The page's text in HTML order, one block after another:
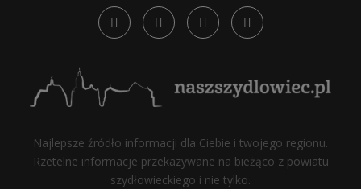
Najlepsze źródło informacji dla Ciebie i twojego regionu.
Rzetelne informacje przekazywane na bieżąco z powiatu
szydłowieckiego i nie tylko.